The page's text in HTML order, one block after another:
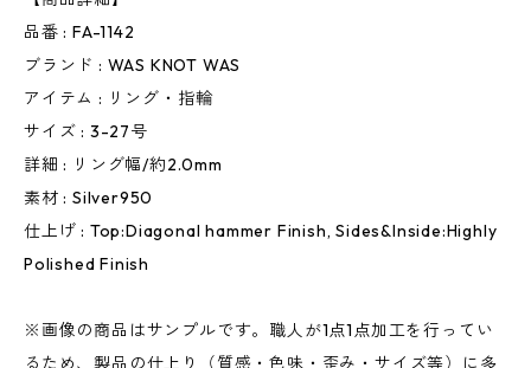
品番 : FA-1142
ブランド : WAS KNOT WAS
アイテム : リング・指輪
サイズ : 3-27号
詳細 : リング幅/約2.0mm
素材 : Silver950
仕上げ : Top:Diagonal hammer Finish, Sides&Inside:Highly
Polished Finish
※画像の商品はサンプルです。職人が1点1点加工を行ってい
るため、製品の仕上り（質感・色味・歪み・サイズ等）に多